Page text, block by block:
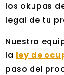
los okupas
legal de tu
Nuestro
la ley de
paso del